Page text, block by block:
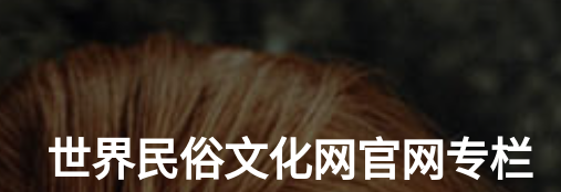
世界民俗文化网官网专栏